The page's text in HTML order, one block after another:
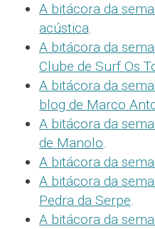
A bitácora da
acústica.
A bitácora da
Clube de Surf Os
A bitácora da
blog de Marco
A bitácora da
de Manolo.
A bitácora da
A bitácora da
Pedra da Serpe.
A bitácora da